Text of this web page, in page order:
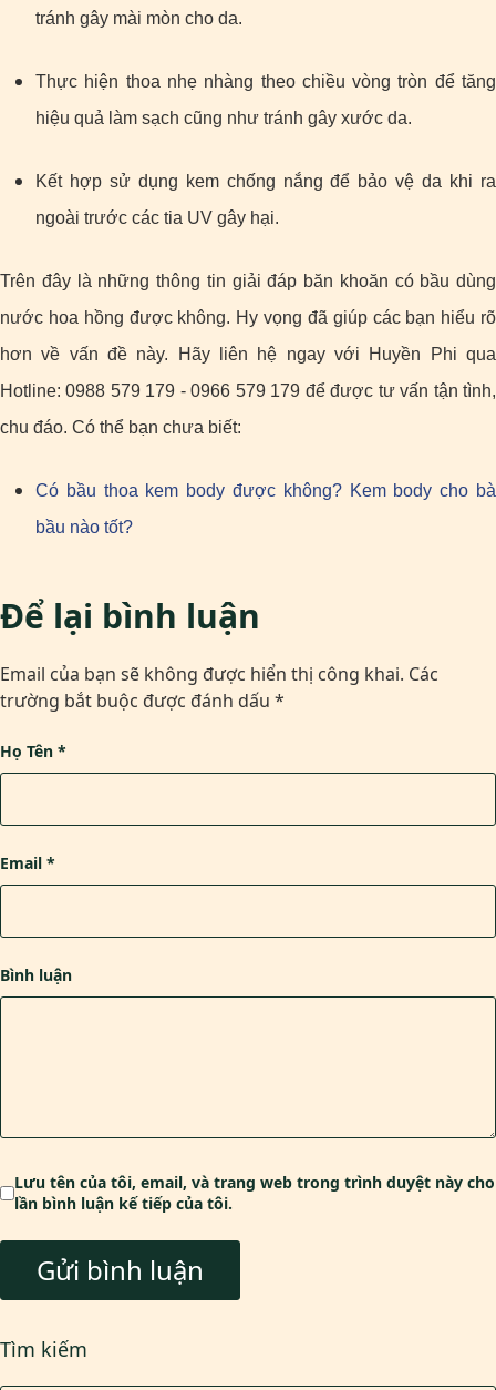
tránh gây mài mòn cho da.
Thực hiện thoa nhẹ nhàng theo chiều vòng tròn để tăng
hiệu quả làm sạch cũng như tránh gây xước da.
Kết hợp sử dụng kem chống nắng để bảo vệ da khi ra
ngoài trước các tia UV gây hại.
Trên đây là những thông tin giải đáp băn khoăn có bầu dùng
nước hoa hồng được không. Hy vọng đã giúp các bạn hiểu rõ
hơn về vấn đề này. Hãy liên hệ ngay với Huyền Phi qua
Hotline: 0988 579 179 - 0966 579 179 để được tư vấn tận tình,
chu đáo. Có thể bạn chưa biết:
Có bầu thoa kem body được không? Kem body cho bà
bầu nào tốt?
Để lại bình luận
Email của bạn sẽ không được hiển thị công khai. Các
trường bắt buộc được đánh dấu *
Bình luận
Họ Tên *
Email *
Lưu tên của tôi, email, và trang web trong trình duyệt này cho
lần bình luận kế tiếp của tôi.
Tìm kiếm